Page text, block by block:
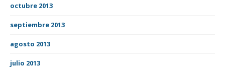
octubre 2013
septiembre 2013
agosto 2013
julio 2013